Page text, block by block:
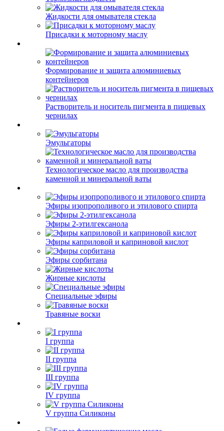
Жидкости для омывателя стекла
Присадки к моторному маслу
Формирование и защита алюминиевых
контейнеров
Растворитель и носитель пигмента в пищевых
чернилах
Эмульгаторы
Технологическое масло для производства
каменной и минеральной ваты
Эфиры изопрополивого и этилового спирта
Эфиры 2-этилгексанола
Эфиры каприловой и каприновой кислот
Эфиры сорбитана
Жирные кислоты
Специальные эфиры
Травяные воски
I группа
II группа
III группа
IV группа
V группа Силиконы